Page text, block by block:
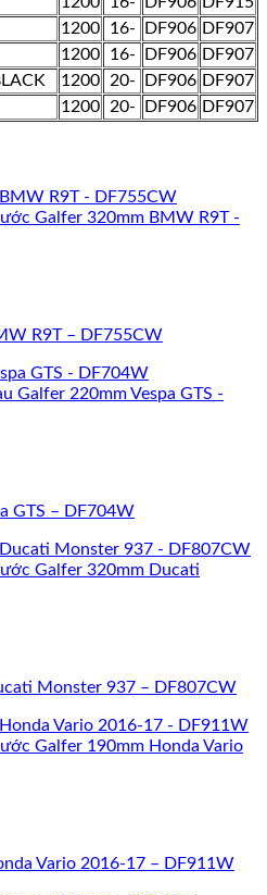
1200 16- DF906 DF907
1200 16- DF906 DF907
1200 20- DF906 DF907
1200 20- DF906 DF907
R9T – DF755CW
GTS – DF704W
Monster 937 – DF807CW
Vario 2016-17 – DF911W